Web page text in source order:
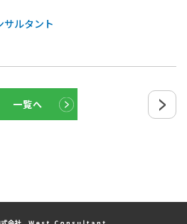
サルタント
一覧へ